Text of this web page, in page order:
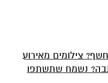
צילומים מאירוע
נשמח שתשתפו